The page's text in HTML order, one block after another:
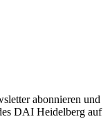
abonnieren und
DAI Heidelberg auf